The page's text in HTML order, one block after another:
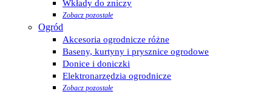
Wkłady do zniczy
Zobacz pozostałe
Ogród
Akcesoria ogrodnicze różne
Baseny, kurtyny i prysznice ogrodowe
Donice i doniczki
Elektronarzędzia ogrodnicze
Zobacz pozostałe